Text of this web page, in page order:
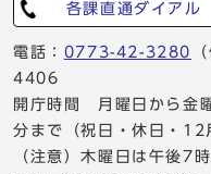
各課直通ダイアル
電話： 0773-42-3280
4406
開庁時間 月曜日から金
分まで（祝日・休日・12
（注意）木曜日は午後7